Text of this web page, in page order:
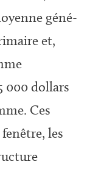
géné­
et,
000 dollars
Ces
fenêtre, les